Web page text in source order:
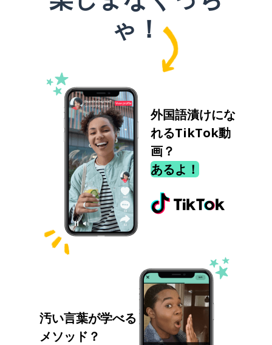
ゃ！
外国語漬けにな
れるTikTok動
画？
あるよ！
汚い言葉が学べる
メソッド？